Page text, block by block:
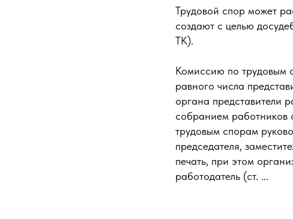
Трудовой спор может
создают с целью
ТК).
Комиссию по трудовым
равного числа
органа представители
собранием работников
трудовым спорам
председателя,
печать, при этом
работодатель (ст. ...